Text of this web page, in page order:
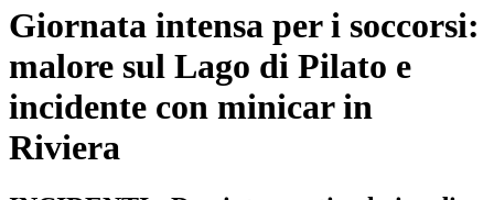
Giornata intensa per i soccorsi:
malore sul Lago di Pilato e
incidente con minicar in
Riviera